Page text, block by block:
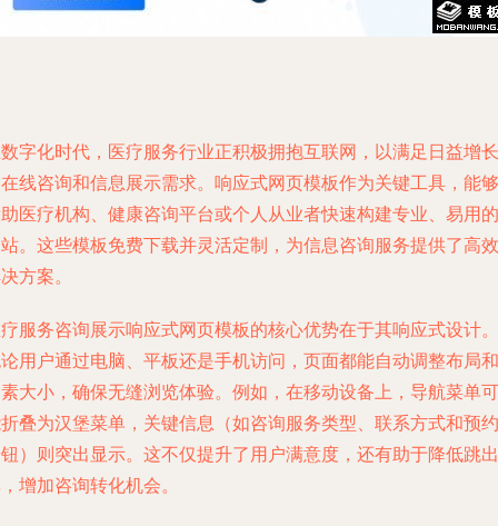
字化时代，医疗服务行业正积极拥抱互联网，以满足日益增长
线咨询和信息展示需求。响应式网页模板作为关键工具，能够
医疗机构、健康咨询平台或个人从业者快速构建专业、易用的
。这些模板免费下载并灵活定制，为信息咨询服务提供了高效
方案。
服务咨询展示响应式网页模板的核心优势在于其响应式设计。
用户通过电脑、平板还是手机访问，页面都能自动调整布局和
大小，确保无缝浏览体验。例如，在移动设备上，导航菜单可
叠为汉堡菜单，关键信息（如咨询服务类型、联系方式和预约
）则突出显示。这不仅提升了用户满意度，还有助于降低跳出
增加咨询转化机会。